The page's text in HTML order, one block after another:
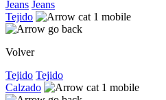
Jeans Jeans
Tejido
Volver
Tejido Tejido
Calzado